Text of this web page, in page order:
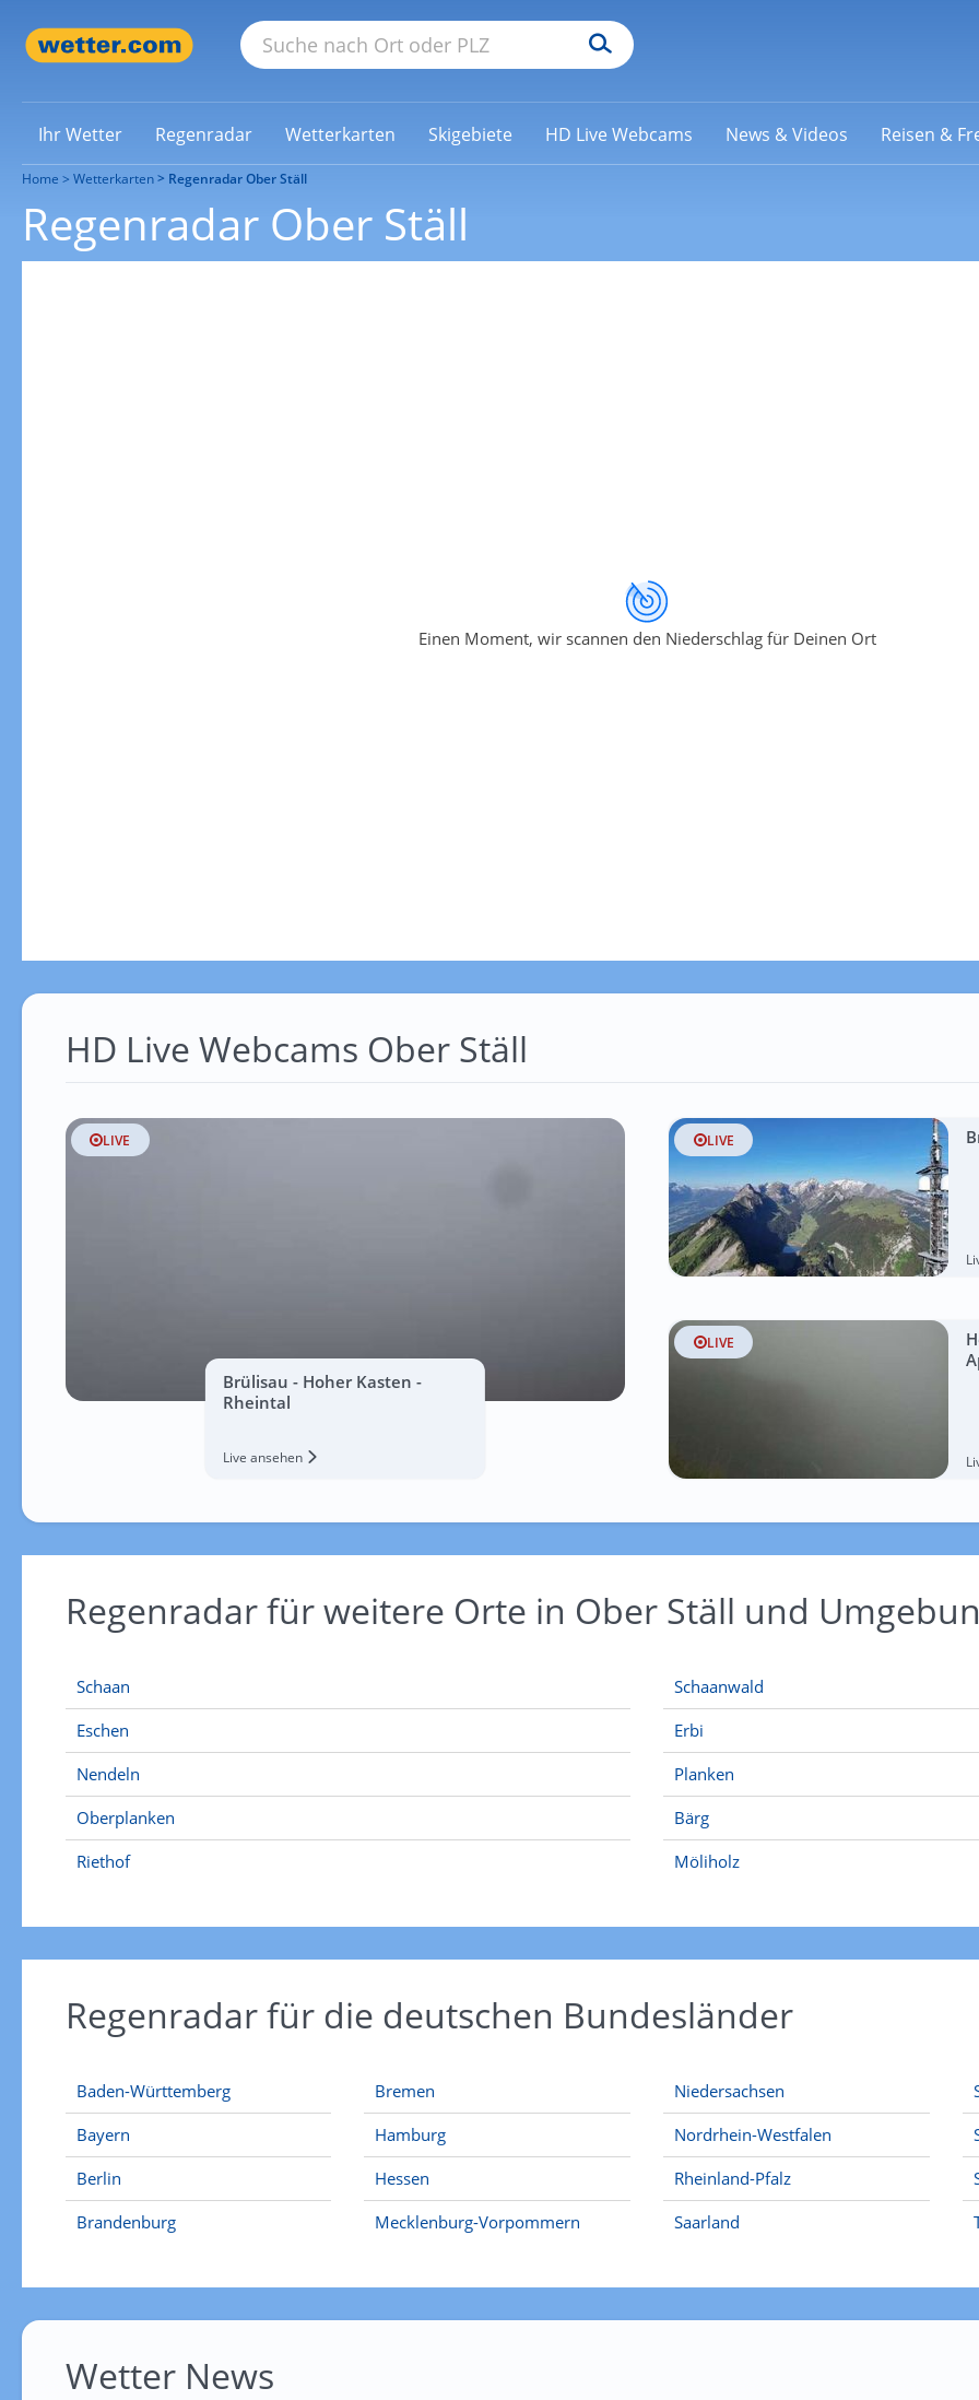
Ihr Wetter Regenradar Wetterkarten Skigebiete HD Live Webcams News & Videos Reisen &
Home Wetterkarten Regenradar Ober Ställ
Regenradar Ober Ställ
Einen Moment, wir scannen den Niederschlag für Deinen Ort
HD Live Webcams Ober Ställ
LIVE
Brülisau - Hoher Kasten -
Rheintal
Live ansehen
LIVE
LIVE
Regenradar für weitere Orte in Ober Ställ und
Schaan
Eschen
Nendeln
Oberplanken
Riethof
Schaanwald
Erbi
Planken
Bärg
Möliholz
Regenradar für die deutschen Bundesländer
Baden-Württemberg
Bayern
Berlin
Brandenburg
Bremen
Hamburg
Hessen
Mecklenburg-Vorpommern
Niedersachsen
Nordrhein-Westfalen
Rheinland-Pfalz
Saarland
Wetter News